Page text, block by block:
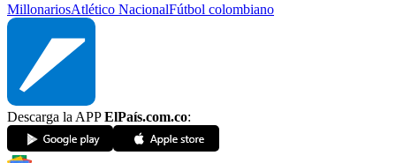
MillonariosAtlético NacionalFútbol colombiano
Descarga la APPElPaís.com.co: